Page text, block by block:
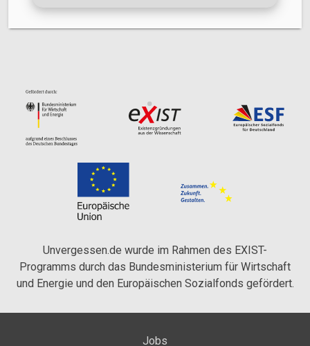
Unvergessen.de wurde im Rahmen des EXIST-
Programms durch das Bundesministerium für Wirtschaft
und Energie und den Europäischen Sozialfonds gefördert.
Jobs